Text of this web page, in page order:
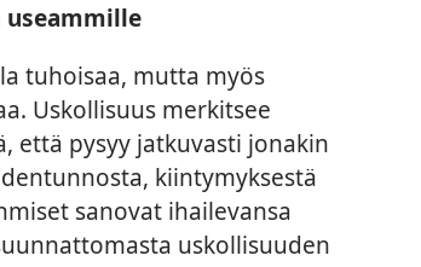
tuhoisaa, mutta myös
Uskollisuus merkitsee
että pysyy jatkuvasti jonakin
kiintymyksestä
sanovat ihailevansa
uskollisuuden